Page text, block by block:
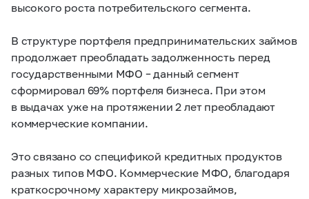
высокого роста потребительского сегмента.
В структуре портфеля предпринимательских займов
продолжает преобладать задолженность перед
государственными МФО – данный сегмент
сформировал 69% портфеля бизнеса. При этом
в выдачах уже на протяжении 2 лет преобладают
коммерческие компании.
Это связано со спецификой кредитных продуктов
разных типов МФО. Коммерческие МФО, благодаря
краткосрочному характеру микрозаймов,